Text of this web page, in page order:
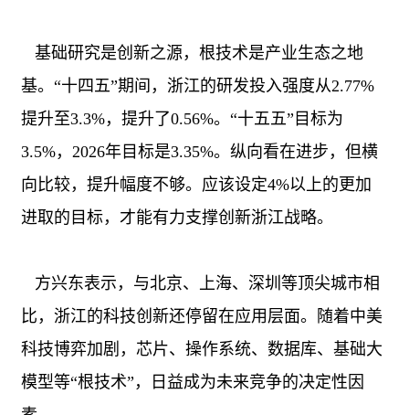
基础研究是创新之源，根技术是产业生态之地
基。“十四五”期间，浙江的研发投入强度从2.77%
提升至3.3%，提升了0.56%。“十五五”目标为
3.5%， 2026年目标是3.35%。纵向看在进步，但横
向比较，提升幅度不够。应该设定4%以上的更加
进取的目标，才能有力支撑创新浙江战略。
方兴东表示，与北京、上海、深圳等顶尖城市相
比，浙江的科技创新还停留在应用层面。随着中美
科技博弈加剧，芯片、操作系统、数据库、基础大
模型等“根技术”，日益成为未来竞争的决定性因